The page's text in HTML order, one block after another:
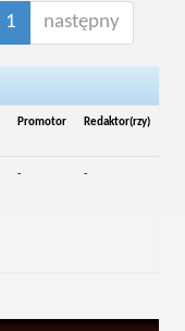
1 następny
Promotor Redaktor(rzy)
- -